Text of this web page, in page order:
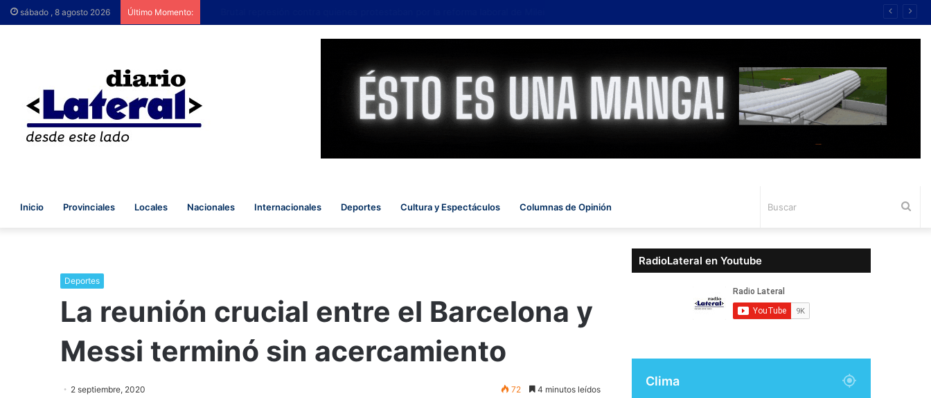
sábado , 8 agosto 2026 Último Momento:
Inicio Provinciales Locales Nacionales Internacionales Deportes Cultura y Espectáculos Columnas de Opinión
Deportes
La reunión crucial entre el Barcelona y
Messi terminó sin acercamiento
2 septiembre, 2020 72 4 minutos leídos
RadioLateral en Youtube
Clima